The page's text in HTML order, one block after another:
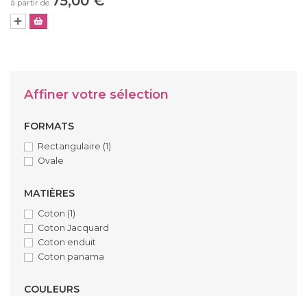
à partir de
Affiner votre sélection
FORMATS
Rectangulaire (1)
Ovale
MATIÈRES
Coton (1)
Coton Jacquard
Coton enduit
Coton panama
COULEURS